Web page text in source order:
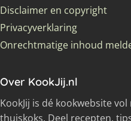
Disclaimer en copyright
Privacyverklaring
Onrechtmatige inhoud
Over KookJij.nl
KookJij is dé kookwebsite
thuiskoks. Deel recepten,